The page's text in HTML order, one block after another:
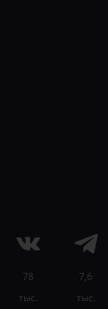
78
тыс.
7,6
тыс.